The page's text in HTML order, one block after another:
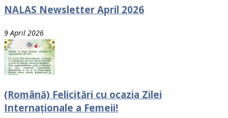
NALAS Newsletter April 2026
9 April 2026
(Română) Felicitări cu ocazia Zilei
Internaționale a Femeii!